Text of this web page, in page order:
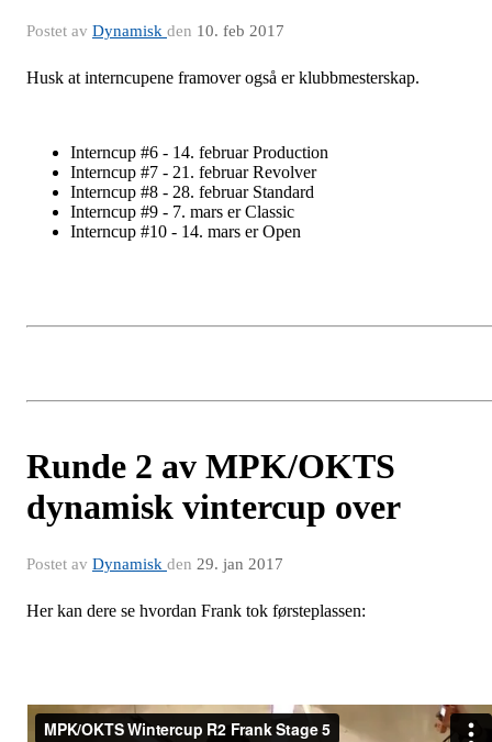
Postet av Dynamisk den 10. feb 2017
Husk at interncupene framover også er klubbmesterskap.
Interncup #6 - 14. februar Production
Interncup #7 - 21. februar Revolver
Interncup #8 - 28. februar Standard
Interncup #9 - 7. mars er Classic
Interncup #10 - 14. mars er Open
Runde 2 av MPK/OKTS
dynamisk vintercup over
Postet av Dynamisk den 29. jan 2017
Her kan dere se hvordan Frank tok førsteplassen: